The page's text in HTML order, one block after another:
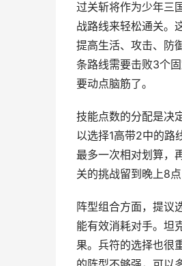
过关斩将作为少年三
战路线来轻松通关。
提高生活、攻击、防
条路线需要击败3个
要动点脑筋了。
技能点数的分配是决
以选择1高带2中的路
最多一次相对划算，
关的挑战留到晚上8
阵型组合方面，提议
能有效消耗对手。坦
果。兵符的选择也很